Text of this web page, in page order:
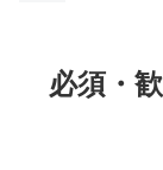
必須・